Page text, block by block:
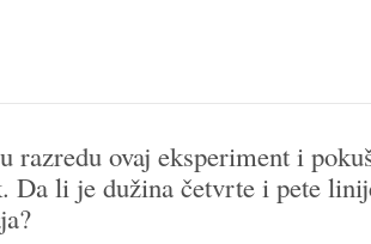
razredu ovaj eksperiment i
Da li je dužina četvrte i pete